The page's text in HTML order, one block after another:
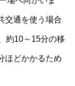
交通を使う場合
約10～15分の移
ほどかかるため